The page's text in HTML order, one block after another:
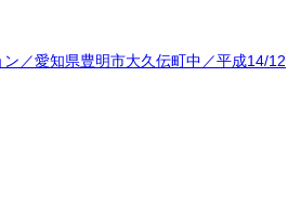
／愛知県豊明市大久伝町中／平成14/12